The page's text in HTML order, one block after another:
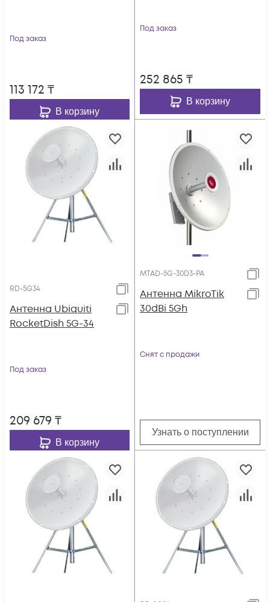
Под заказ
113 172 ₸
В корзину
Под заказ
252 865 ₸
В корзину
RD-5G34
Антенна Ubiquiti
RocketDish 5G-34
Под заказ
209 679 ₸
В корзину
MTAD-5G-30D3-PA
Антенна MikroTik
30dBi 5Gh
Снят с продажи
Узнать о поступлении